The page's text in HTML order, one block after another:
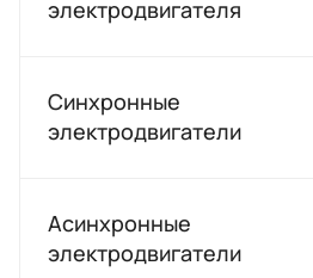
электродвигателя
Синхронные
электродвигатели
Асинхронные
электродвигатели